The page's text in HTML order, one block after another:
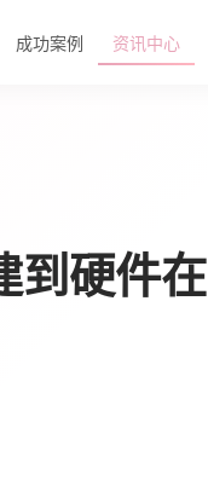
成功案例 资讯中心
到硬件在